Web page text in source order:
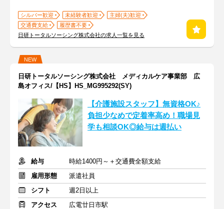
シルバー歓迎 未経験者歓迎
主婦(夫)歓迎
交通費支給
履歴書不要
日研トータルソーシング株式会社の求人一覧を見る
NEW
日研トータルソーシング株式会社 メディカルケア事業部 広
島オフィス/【HS】HS_MG995292(SY)
【介護施設スタッフ】無資格OK♪
負担少なめで定着率高め！職場見
学も相談OK◎給与は週払い
給与
時給1400円～＋交通費全額支給
雇用形態
派遣社員
シフト
週2日以上
アクセス
広電廿日市駅